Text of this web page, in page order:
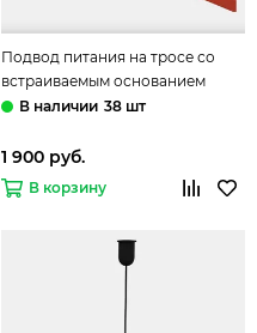
Подвод питания на тросе со
встраиваемым основанием
ST411.408.01 чёрный Band ST-
38 шт
1 900 руб.
В корзину